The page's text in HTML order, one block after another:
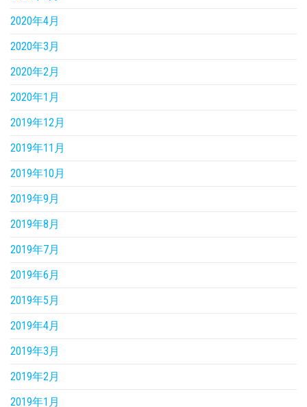
2020年4月
2020年3月
2020年2月
2020年1月
2019年12月
2019年11月
2019年10月
2019年9月
2019年8月
2019年7月
2019年6月
2019年5月
2019年4月
2019年3月
2019年2月
2019年1月